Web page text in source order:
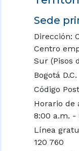
Sede
Dirección:
Centro
Sur (Pisos
Bogotá D.C.
Código
Horario de
8:00 a.m. -
Línea
120 760